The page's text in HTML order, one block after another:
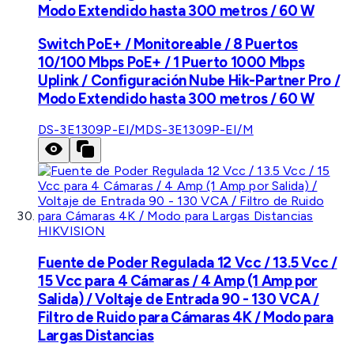
Modo Extendido hasta 300 metros / 60 W
Switch PoE+ / Monitoreable / 8 Puertos
10/100 Mbps PoE+ / 1 Puerto 1000 Mbps
Uplink / Configuración Nube Hik-Partner Pro /
Modo Extendido hasta 300 metros / 60 W
DS-3E1309P-EI/MDS-3E1309P-EI/M
HIKVISION
Fuente de Poder Regulada 12 Vcc / 13.5 Vcc /
15 Vcc para 4 Cámaras / 4 Amp (1 Amp por
Salida) / Voltaje de Entrada 90 - 130 VCA /
Filtro de Ruido para Cámaras 4K / Modo para
Largas Distancias